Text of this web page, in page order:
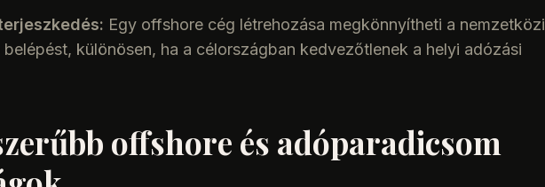
Egy offshore cég létrehozása megkönnyítheti a nemzetközi
különösen, ha a célországban kedvezőtlenek a helyi adózási
offshore és adóparadicsom